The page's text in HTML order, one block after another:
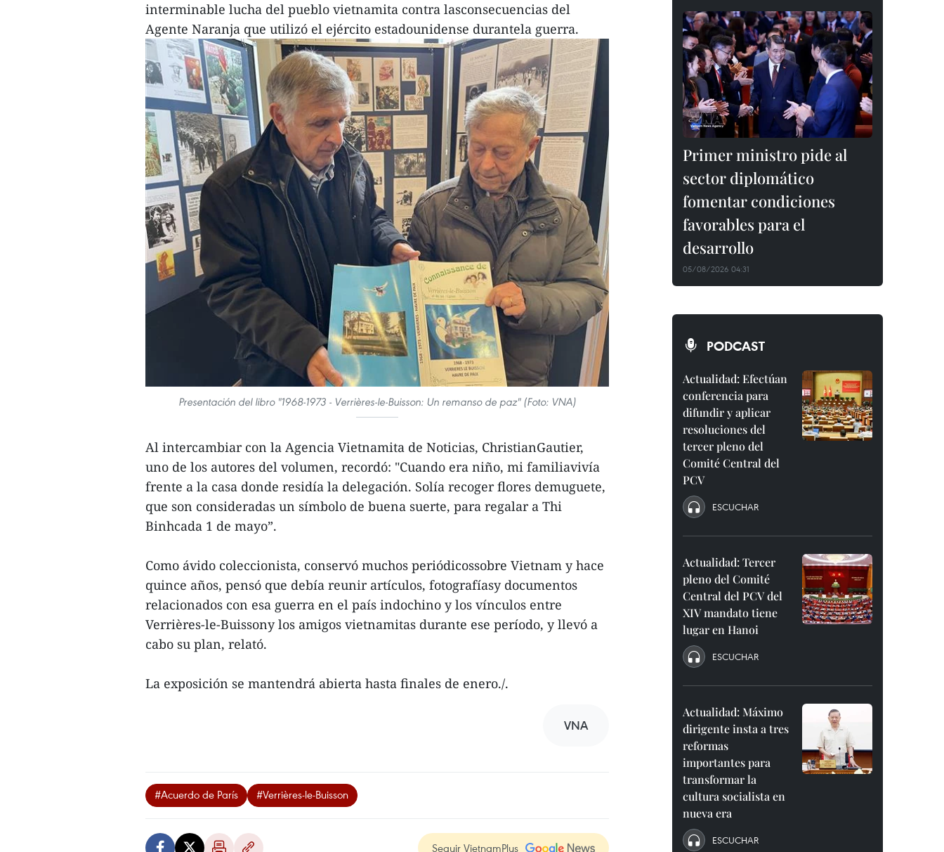
interminable lucha del pueblo vietnamita contra lasconsecuencias del
Agente Naranja que utilizó el ejército estadounidense durantela guerra.
Presentación del libro "1968-1973 - Verrières-le-Buisson: Un remanso de paz" (Foto: VNA)
Al intercambiar con la Agencia Vietnamita de Noticias, ChristianGautier,
uno de los autores del volumen, recordó: "Cuando era niño, mi familiavivía
frente a la casa donde residía la delegación. Solía recoger flores demuguete,
que son consideradas un símbolo de buena suerte, para regalar a Thi
Binhcada 1 de mayo”.
Como ávido coleccionista, conservó muchos periódicossobre Vietnam y hace
quince años, pensó que debía reunir artículos, fotografíasy documentos
relacionados con esa guerra en el país indochino y los vínculos entre
Verrières-le-Buissony los amigos vietnamitas durante ese período, y llevó a
cabo su plan, relató.
La exposición se mantendrá abierta hasta finales de enero./.
VNA
#Acuerdo de París #Verrières-le-Buisson
Seguir VietnamPlus
Primer ministro pide al
sector diplomático
fomentar condiciones
favorables para el
desarrollo
05/08/2026 04:31
PODCAST
Actualidad: Efectúan
conferencia para
difundir y aplicar
resoluciones del
tercer pleno del
Comité Central del
PCV
ESCUCHAR
Actualidad: Tercer
pleno del Comité
Central del PCV del
XIV mandato tiene
lugar en Hanoi
ESCUCHAR
Actualidad: Máximo
dirigente insta a tres
reformas
importantes para
transformar la
cultura socialista en
nueva era
ESCUCHAR